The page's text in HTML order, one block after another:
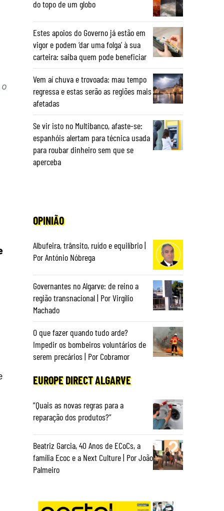
do topo de um globo
Estes apoios do Governo já estão em
vigor e podem ‘dar uma folga’ à sua
carteira: saiba quem pode beneficiar
Vem aí chuva e trovoada: mau tempo
regressa e estas serão as regiões mais
afetadas
Se vir isto no Multibanco, afaste-se:
espanhóis alertam para técnica usada
para roubar dinheiro sem que se
aperceba
OPINIÃO
Albufeira, trânsito, ruído e equilíbrio |
Por António Nóbrega
Governantes no Algarve: de reino a
região transnacional | Por Virgílio
Machado
O que fazer quando tudo arde?
Impedir os bombeiros voluntários de
serem precários | Por Cobramor
EUROPE DIRECT ALGARVE
“Quais as novas regras para a
reparação dos produtos?”
Beatriz Garcia, 40 Anos de ECoCs, a
família Ecoc e a Next Culture | Por João
Palmeiro